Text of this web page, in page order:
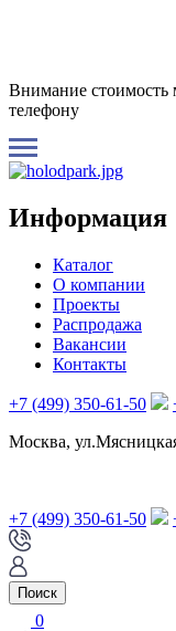
Внимание стоимость
телефону
Информация
Каталог
О компании
Проекты
Распродажа
Вакансии
Контакты
+7 (499) 350-61-50
Москва,
+7 (499) 350-61-50
Поиск
0